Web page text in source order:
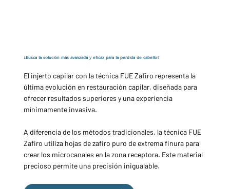
¿Busca la solución más avanzada y eficaz para la pérdida de cabello?
El injerto capilar con la técnica FUE Zafiro representa la
última evolución en restauración capilar, diseñada para
ofrecer resultados superiores y una experiencia
mínimamente invasiva.
A diferencia de los métodos tradicionales, la técnica FUE
Zafiro utiliza hojas de zafiro puro de extrema finura para
crear los microcanales en la zona receptora. Este material
precioso permite una precisión inigualable.